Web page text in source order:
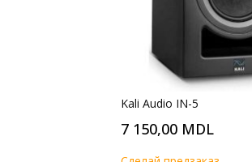
Kali Audio IN-5
7 150,00 MDL